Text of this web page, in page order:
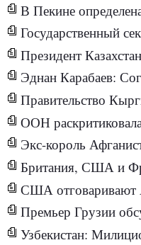
В Пекине определена
Государственный секретарь и
Президент
Эднан Карабаев: Соглашение по
Правительство Кыргызстана
ООН
Экс-король
Британия, США и
США отговаривают
Премьер Грузии
Узбекистан: